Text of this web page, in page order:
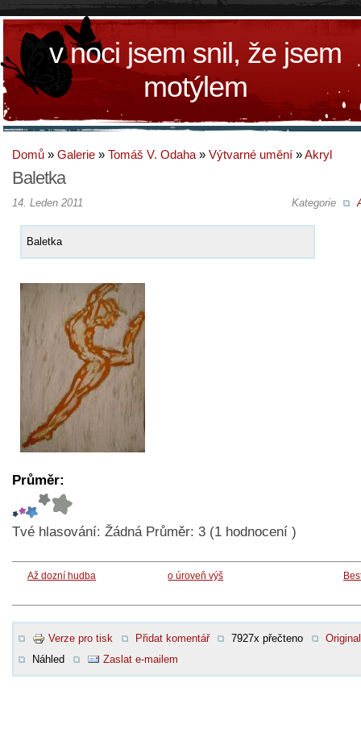
v noci jsem snil, že jsem
motýlem
Domů » Galerie » Tomáš V. Odaha » Výtvarné umění »Akryl
Baletka
Kategorie
14. Leden 2011
Baletka
Průměr:
Tvé hlasování: Žádná Průměr: 3 (1 hodnocení )
Až dozní hudba o úroveň výš
Verze pro tisk Přidat komentář 7927x přečteno
Original
Náhled
Zaslat e-mailem